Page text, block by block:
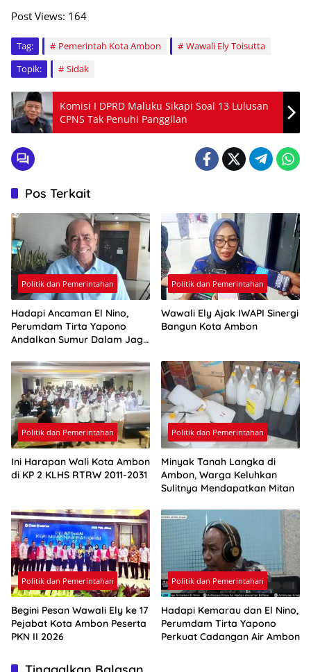
Post Views: 164
Tag: Pemerintah Kota Ambon
Wawali Ely Toisutta
Topik:
Sidak
Komisi I DPRD Maluku Sikapi Soal 13 Lulusan
CPNS Tak Penuhi Panggilan
Pos Terkait
Politik dan Pemerintahan
Hadapi Ancaman El Nino,
Perumdam Tirta Yapono
Andalkan Sumur Dalam Jaga
Politik dan Pemerintahan
Wawali Ely Ajak IWAPI Sinergi
Bangun Kota Ambon
Politik dan Pemerintahan
Ini Harapan Wali Kota Ambon
di KP 2 KLHS RTRW 2011-2031
Politik dan Pemerintahan
Minyak Tanah Langka di
Ambon, Warga Keluhkan
Sulitnya Mendapatkan Mitan
Politik dan Pemerintahan
Begini Pesan Wawali Ely ke 17
Pejabat Kota Ambon Peserta
PKN II 2026
Politik dan Pemerintahan
Hadapi Kemarau dan El Nino,
Perumdam Tirta Yapono
Perkuat Cadangan Air Ambon